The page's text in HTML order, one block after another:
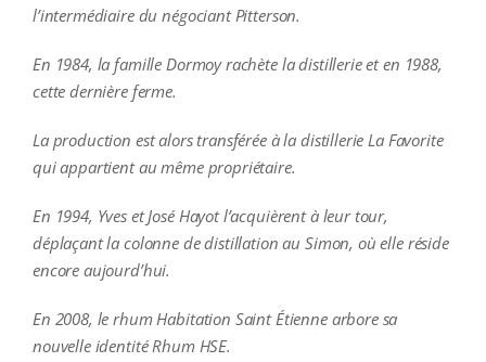
l’intermédiaire du négociant Pitterson.
En 1984, la famille Dormoy rachète la distillerie et en 1988,
cette dernière ferme.
La production est alors transférée à la distillerie La Favorite
qui appartient au même propriétaire.
En 1994, Yves et José Hayot l’acquièrent à leur tour,
déplaçant la colonne de distillation au Simon, où elle réside
encore aujourd’hui.
En 2008, le rhum Habitation Saint Étienne arbore sa
nouvelle identité Rhum HSE.